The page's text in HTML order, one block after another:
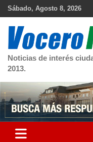
Skip
Sábado, Agosto 8, 2026
Noticias de interés
2013.